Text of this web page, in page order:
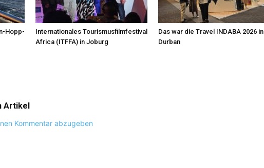
Hopp-
Internationales Tourismusfilmfestival
Africa (ITFFA) in Joburg
Das war die Travel INDABA 2026 in
Durban
Artikel
Kommentar abzugeben